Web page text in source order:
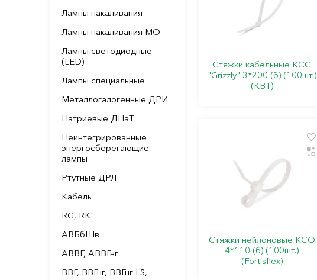
Лампы накаливания
Лампы накаливания МО
Лампы светодиодные
(LED)
Лампы специальные
Металлогалогенные ДРИ
Натриевые ДНаТ
Неинтегрированные
энергосберегающие
лампы
Ртутные ДРЛ
Кабель
RG, RK
АВБбШв
АВВГ, АВВГнг
ВВГ, ВВГнг, ВВГнг-LS,
Стяжки кабельные КСС
"Grizzly" 3*200 (б) (100шт.)
(КВТ)
Стяжки нейлоновые КСО
4*110 (б) (100шт.)
(Fortisflex)